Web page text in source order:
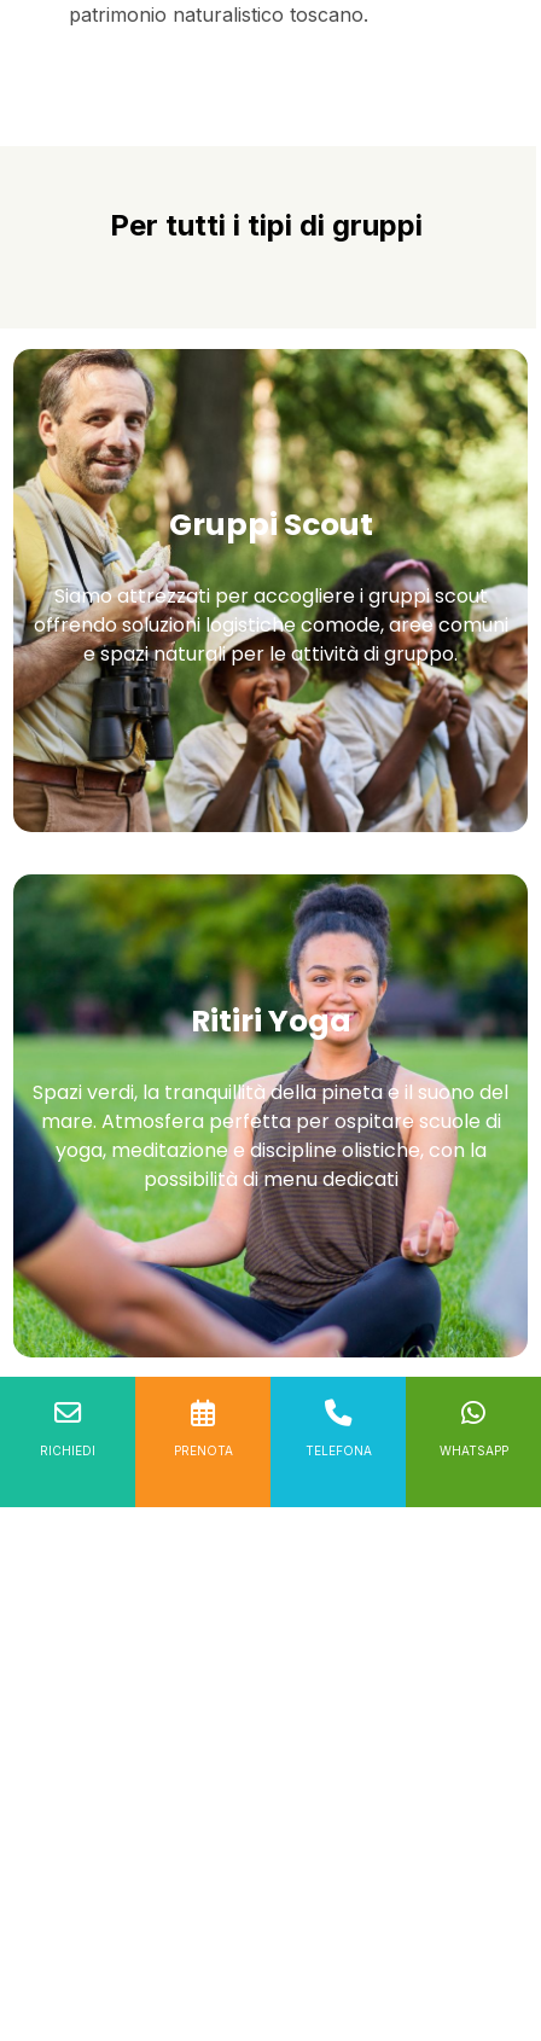
RICHIEDI PRENOTA TELEFONA WHATSAPP
patrimonio naturalistico toscano.
Per tutti i tipi di gruppi
Gruppi Scout
Siamo attrezzati per accogliere i gruppi scout
offrendo soluzioni logistiche comode, aree comuni
e spazi naturali per le attività di gruppo.
Ritiri Yoga
Spazi verdi, la tranquillità della pineta e il suono del
mare. Atmosfera perfetta per ospitare scuole di
yoga, meditazione e discipline olistiche, con la
possibilità di menu dedicati